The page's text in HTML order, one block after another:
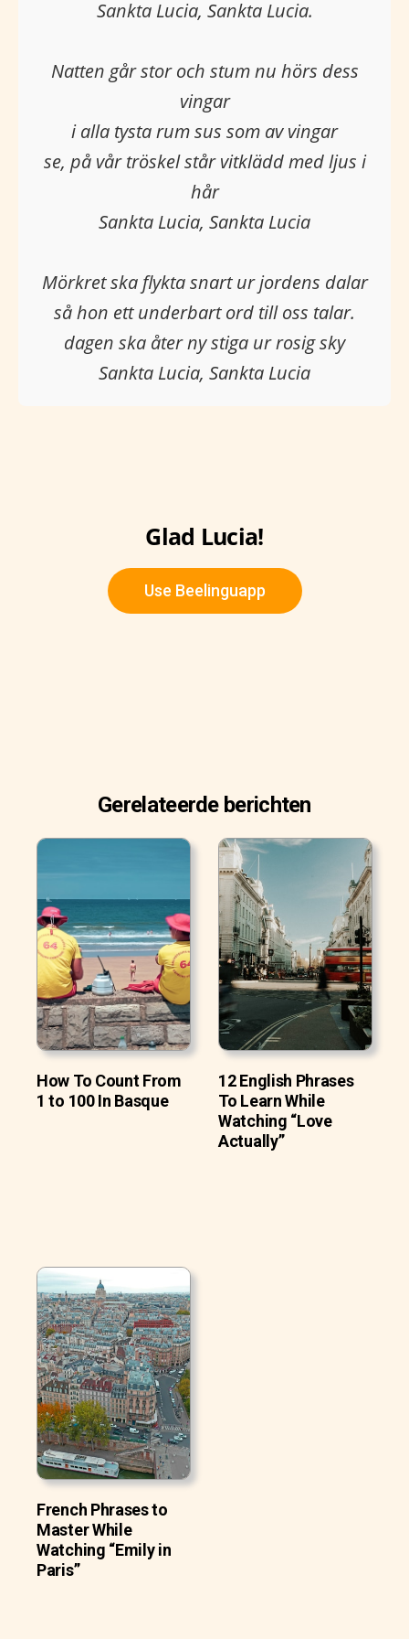
Sankta Lucia, Sankta Lucia.
Natten går stor och stum nu hörs dess
vingar
i alla tysta rum sus som av vingar
se, på vår tröskel står vitklädd med ljus i
hår
Sankta Lucia, Sankta Lucia
Mörkret ska flykta snart ur jordens dalar
så hon ett underbart ord till oss talar.
dagen ska åter ny stiga ur rosig sky
Sankta Lucia, Sankta Lucia
Glad Lucia!
Use Beelinguapp
Gerelateerde berichten
How To Count From
1 to 100 In Basque
12 English Phrases
To Learn While
Watching “Love
Actually”
French Phrases to
Master While
Watching “Emily in
Paris”